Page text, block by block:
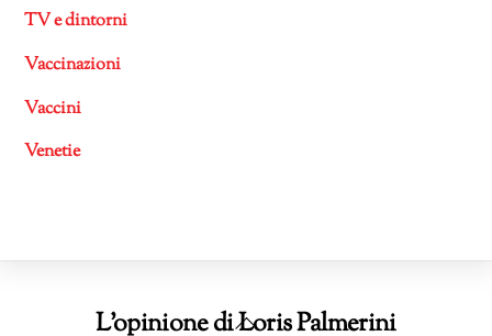
TV e dintorni
Vaccinazioni
Vaccini
Venetie
Back
L'opinione di Loris Palmerini